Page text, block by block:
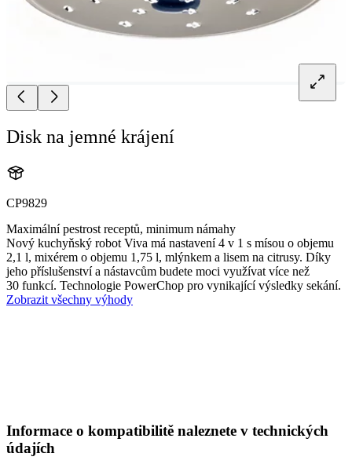
Disk na jemné krájení
CP9829
Maximální pestrost receptů, minimum námahy
Nový kuchyňský robot Viva má nastavení 4 v 1 s mísou o objemu
2,1 l, mixérem o objemu 1,75 l, mlýnkem a lisem na citrusy. Díky
jeho příslušenství a nástavcům budete moci využívat více než
30 funkcí. Technologie PowerChop pro vynikající výsledky sekání.
Zobrazit všechny výhody
Informace o kompatibilitě naleznete v technických
údajích